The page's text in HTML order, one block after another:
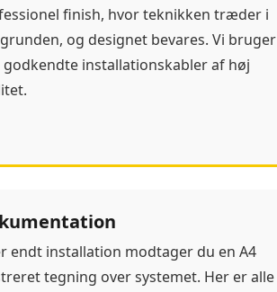
finish, hvor teknikken træder i
og designet bevares. Vi bruger
godkendte installationskabler af høj
endt installation modtager du en A4
tegning over systemet. Her er alle